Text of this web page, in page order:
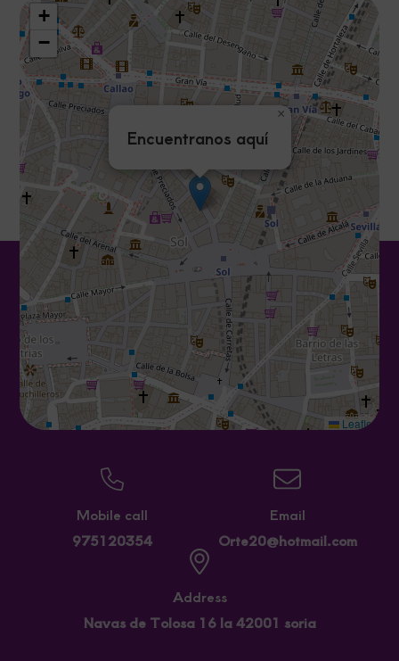
Encuentranos aquí
×
+
−
Leaflet
Mobile call
975120354
Email
Orte20@hotmail.com
Address
Navas de Tolosa 16 la 42001 soria